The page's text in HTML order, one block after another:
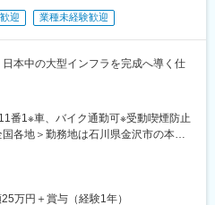
迎 業種未経験歓迎
本中の大型インフラを完成へ導く仕
番1※車、バイク通勤可※受動喫煙防止
各地＞勤務地は石川県金沢市の本社
活躍の舞台です。東京・神奈川・四
半導体工場、データセンターといっ
支給されるため、各地で経験を積み
万円＋賞与（経験1年）